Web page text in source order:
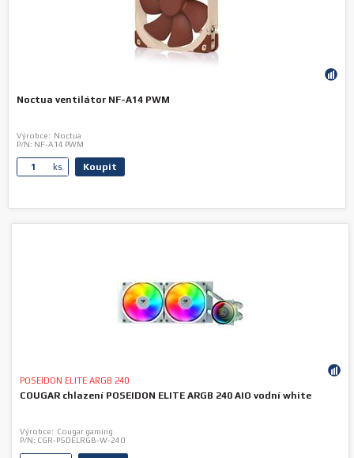
Noctua ventilátor NF-A14 PWM
Výrobce: Noctua
P/N: NF-A14 PWM
ks. Koupit
POSEIDON ELITE ARGB 240
COUGAR chlazení POSEIDON ELITE ARGB 240 AIO vodní white
Výrobce: Cougar gaming
P/N: CGR-PSDELRGB-W-240